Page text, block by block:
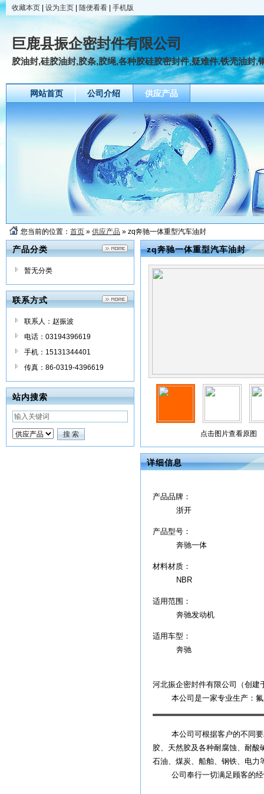
收藏本页 设为主页 随便看看 手机版
巨鹿县振企密封件有限公司
胶油封,硅胶油封,胶条,胶绳,各种胶硅胶密封件,疑难件,铁壳油封,
网站首页 公司介绍 供应产品
您当前的位置： 首页 » 供应产品 » zq奔驰一体重型汽车油封
产品分类
暂无分类
联系方式
联系人：赵振波
电话：03194396619
手机：15131344401
传真：86-0319-4396619
站内搜索
zq奔驰一体重型汽车油封
点击图片查看原图
详细信息
产品品牌：
浙开
产品型号：
奔驰一体
材料材质：
NBR
适用范围：
奔驰发动机
适用车型：
奔驰
河北振企密封件有限公司（创建
本公司是一家专业生产：氟
本公司可根据客户的不同要
胶、天然胶及各种耐腐蚀、耐
石油、煤炭、船舶、钢铁、电
公司奉行一切满足顾客的经